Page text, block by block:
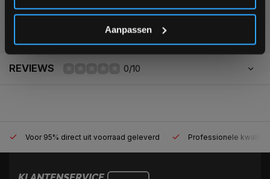
Aanpassen
REVIEWS 0/10
Voor 95% direct uit voorraad geleverd Professionele
*Verzendkosten vallen buiten de korting